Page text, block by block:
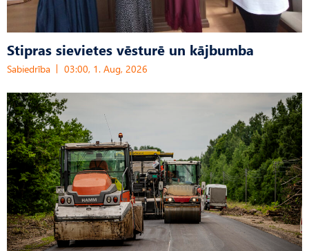
Stipras sievietes vēsturē un kājbumba
Sabiedrība 03:00, 1. Aug, 2026